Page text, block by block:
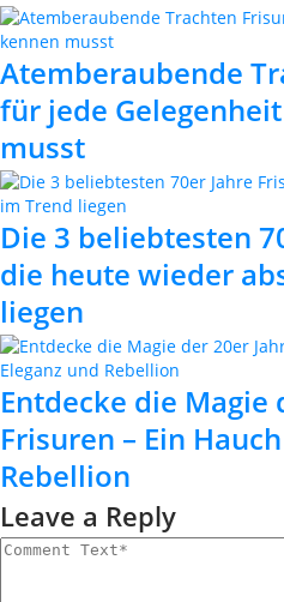
Atemberaubende
für jede
musst
Die 3 beliebtesten
die heute wieder
liegen
Entdecke die Magie
Frisuren – Ein
Rebellion
Leave a Reply